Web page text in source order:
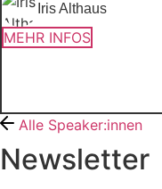
Iris Althaus
MEHR INFOS
Alle Speaker:innen
Newsletter